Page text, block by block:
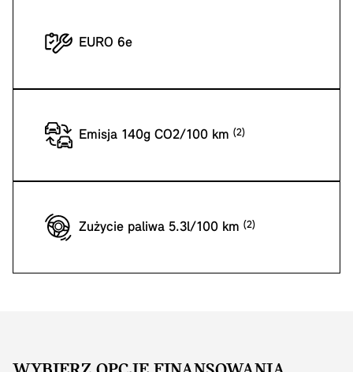
EURO 6e
Emisja 140g CO2/100 km
Zużycie paliwa 5.3l/100 km